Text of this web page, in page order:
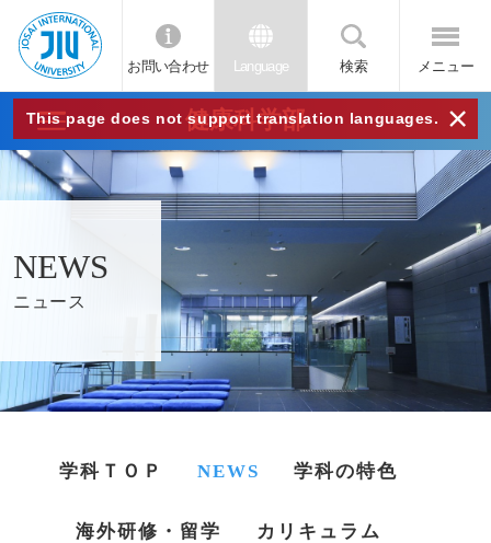
JIU
城西
大学
お問い合わせ Language 検索 メニュー
This page does not support translation languages. ×
健康科学部
NEWS
ニュース
学科ＴＯＰ NEWS 学科の特色
海外研修・留学 カリキュラム